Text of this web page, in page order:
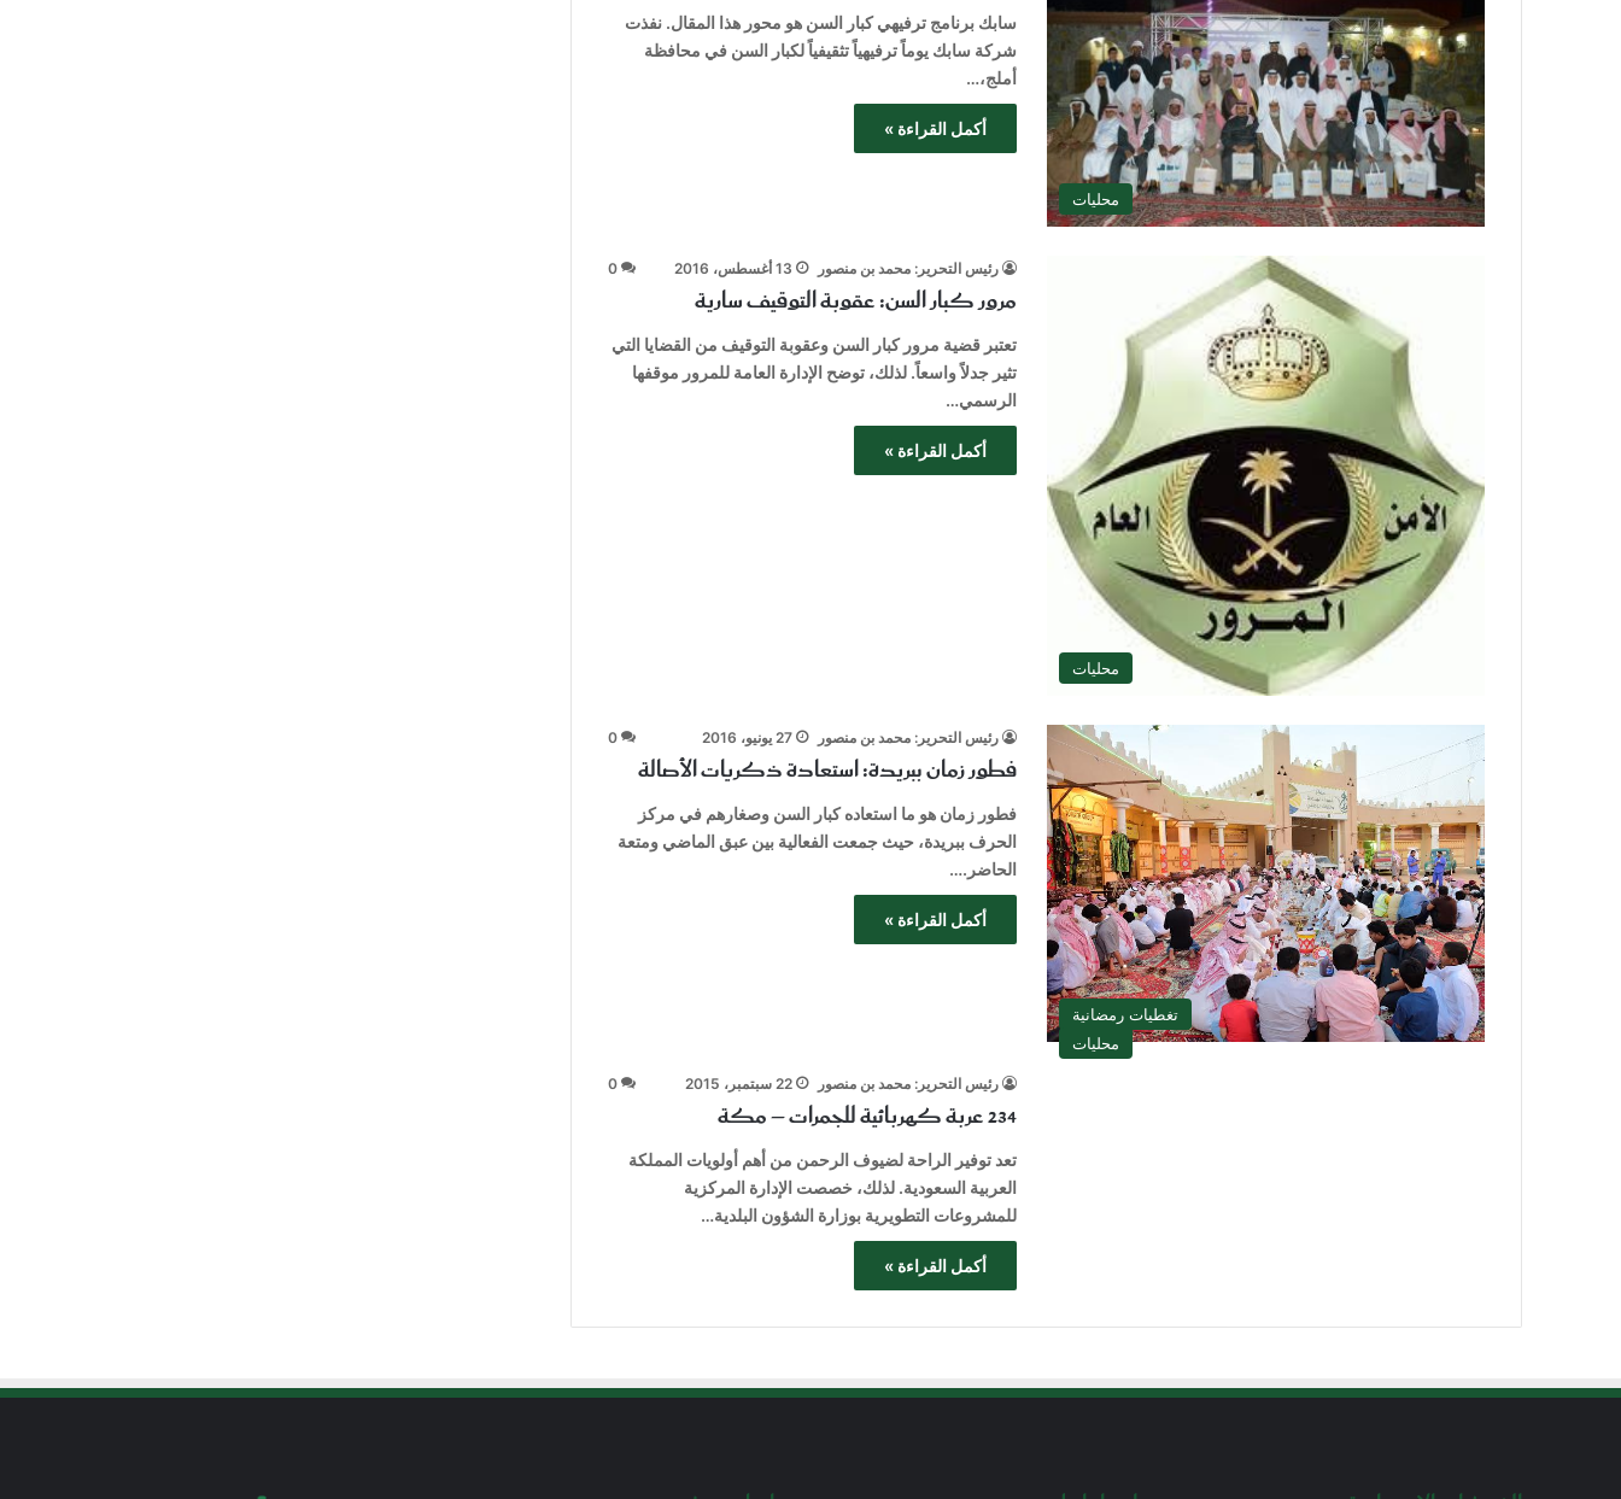
محليات
سابك برنامج ترفيهي كبار السن هو محور هذا المقال. نفذت
شركة سابك يوماً ترفيهياً تثقيفياً لكبار السن في محافظة
أملج،…
أكمل القراءة »
محليات
رئيس التحرير: محمد بن منصور 13 أغسطس، 2016 0
مرور كبار السن: عقوبة التوقيف سارية
تعتبر قضية مرور كبار السن وعقوبة التوقيف من القضايا التي
تثير جدلاً واسعاً. لذلك، توضح الإدارة العامة للمرور موقفها
الرسمي…
أكمل القراءة »
تغطيات رمضانية
رئيس التحرير: محمد بن منصور 27 يونيو، 2016 0
فطور زمان ببريدة: استعادة ذكريات الأصالة
فطور زمان هو ما استعاده كبار السن وصغارهم في مركز
الحرف ببريدة، حيث جمعت الفعالية بين عبق الماضي ومتعة
الحاضر.…
أكمل القراءة »
محليات
رئيس التحرير: محمد بن منصور 22 سبتمبر، 2015 0
234 عربة كهربائية للجمرات – مكة
تعد توفير الراحة لضيوف الرحمن من أهم أولويات المملكة
العربية السعودية. لذلك، خصصت الإدارة المركزية
للمشروعات التطويرية بوزارة الشؤون البلدية…
أكمل القراءة »